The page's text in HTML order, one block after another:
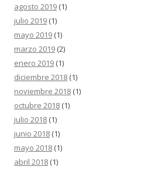
agosto 2019 (1)
julio 2019 (1)
mayo 2019 (1)
marzo 2019 (2)
enero 2019 (1)
diciembre 2018 (1)
noviembre 2018 (1)
octubre 2018 (1)
julio 2018 (1)
junio 2018 (1)
mayo 2018 (1)
abril 2018 (1)